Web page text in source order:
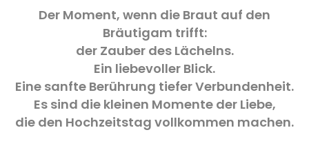
Der Moment, wenn die Braut auf den
Bräutigam trifft:
der Zauber des Lächelns.
Ein liebevoller Blick.
Eine sanfte Berührung tiefer Verbundenheit.
Es sind die kleinen Momente der Liebe,
die den Hochzeitstag vollkommen machen.